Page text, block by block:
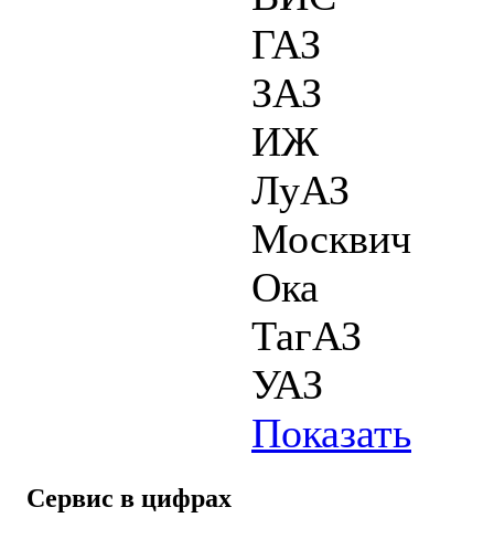
ГАЗ
ЗАЗ
ИЖ
ЛуАЗ
Москвич
Ока
ТагАЗ
УАЗ
Показать
Сервис в цифрах